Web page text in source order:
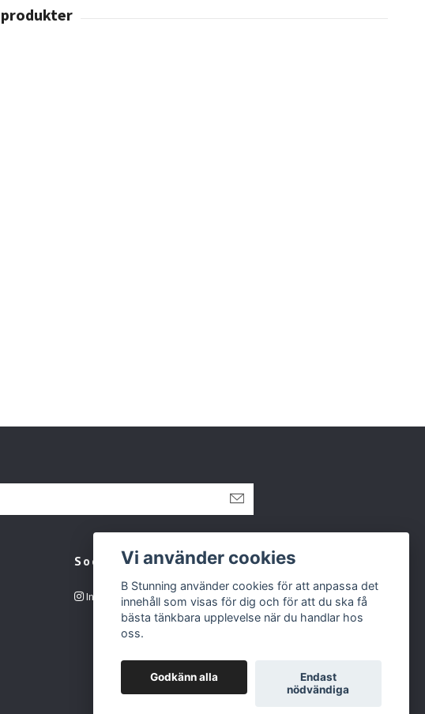
Sociala medier
Instagram
Vi använder cookies
B Stunning använder cookies för att anpassa det
innehåll som visas för dig och för att du ska få
bästa tänkbara upplevelse när du handlar hos
oss.
Godkänn alla
Endast
nödvändiga